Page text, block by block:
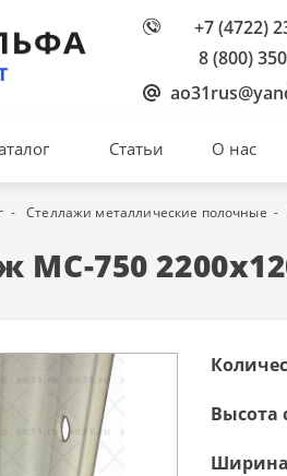
+7 (4722)
8 (800)
Статьи О нас
Стеллажи металлические полочные
МС-750
Высота
Ширина